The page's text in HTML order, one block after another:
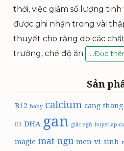
thời, việc giảm số lượng
được ghi nhận trong vài
thuyết cho rằng do các
trường, chế độ ăn
…Ă
N
Ạ
Q
Ả
Ạ
Đọc
Sản
B12 baby calcium cang-thang
D3 DHA gan giấc ngủ huyet-ap-
magie mat-ngu men-vi-sinh